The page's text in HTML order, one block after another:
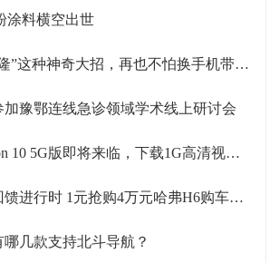
涂料横空出世
种神奇大招，再也不怕换手机带来的数据丢失
加豫鄂连线急诊领域学术线上研讨会
5G版即将来临，下载1G高清视频仅4秒
进行时 1元抢购4万元哈弗H6购车补贴
哪几款支持北斗导航？